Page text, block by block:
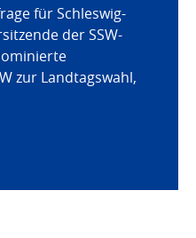
für Schleswig-
der SSW-
zur Landtagswahl,